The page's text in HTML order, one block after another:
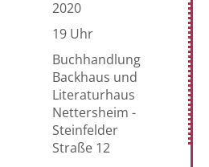
2020
19 Uhr
Buchhandlung
Backhaus und
Literaturhaus
Nettersheim -
Steinfelder
Straße 12